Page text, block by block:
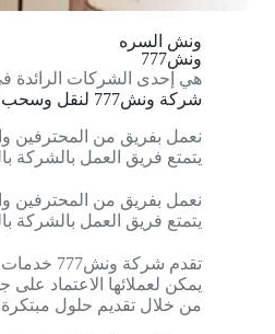
ونش السره
ونش777
هي إحدى الشركات الرائدة
شركة ونش777 لنقل وسحب السيارات والمركبات
نعمل بفريق من المحترفين
يتمتع فريق العمل بالشركة
نعمل بفريق من المحترفين
يتمتع فريق العمل بالشركة
تقدم شركة ونش777 خدمات متنوعة تشمل نقل وسحب السيارات المتعطلة والمغروزة في الرمال، بفضل خبرة الشركة واستخدامها لأحدث التقنيات والأدوات
يمكن لعملائها الاعتماد على جودة الخدمات التي تقدمها ونش777، إن
من خلال تقديم حلول